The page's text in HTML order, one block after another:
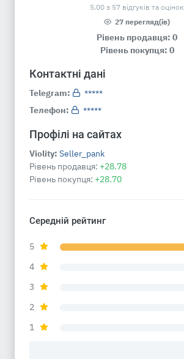
5.00 з 57 відгуків та оцінок
27 перегляд(ів)
Рівень продавця: 0
Рівень покупця: 0
Контактні дані
Telegram:
*****
Телефон:
*****
Профілі на сайтах
Violity: Seller_pank
Рівень продавця: +28.78
Рівень покупця: +28.70
Середній рейтинг
5
4
3
2
1